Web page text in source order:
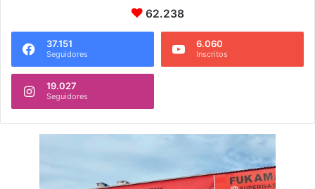
62.238
37.151
Seguidores
6.060
Inscritos
19.027
Seguidores